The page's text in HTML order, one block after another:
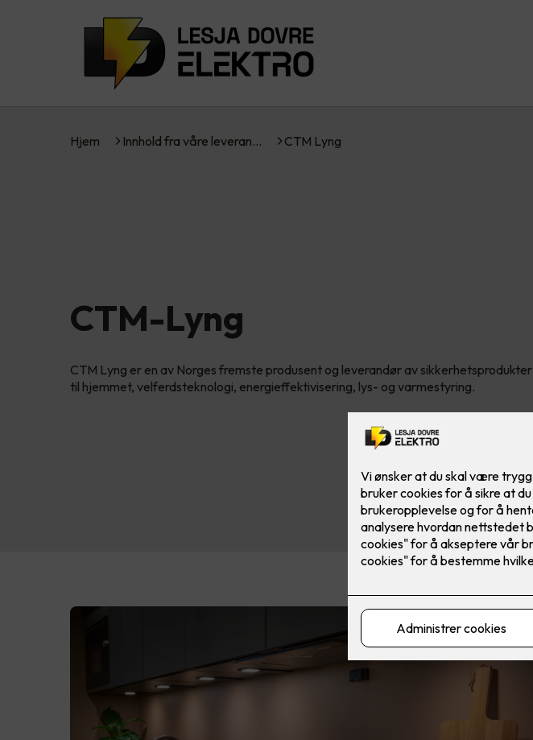
Hjem Innhold fra våre leveran… CTM Lyng
CTM-Lyng
CTM Lyng er en av Norges fremste produsent og leverandør av sikkerhetsprodukter
til hjemmet, velferdsteknologi, energieffektivisering, lys- og varmestyring.